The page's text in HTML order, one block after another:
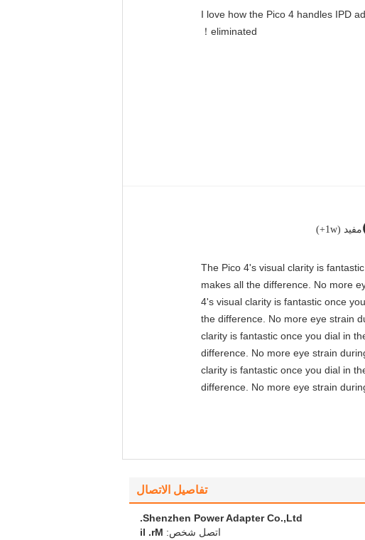
"I love how the Pico 4 handles IPD
eliminated！
مفيد (1w+)
"The Pico 4's visual clarity is
makes all the difference. No more
4's visual clarity is fantastic once
the difference. No more eye strain
clarity is fantastic once you dial in
difference. No more eye strain
clarity is fantastic once you dial in
difference. No more eye strain
تفاصيل الاتصال
Shenzhen Power Adapter Co.,Ltd.
اتصل شخص: Mr. li